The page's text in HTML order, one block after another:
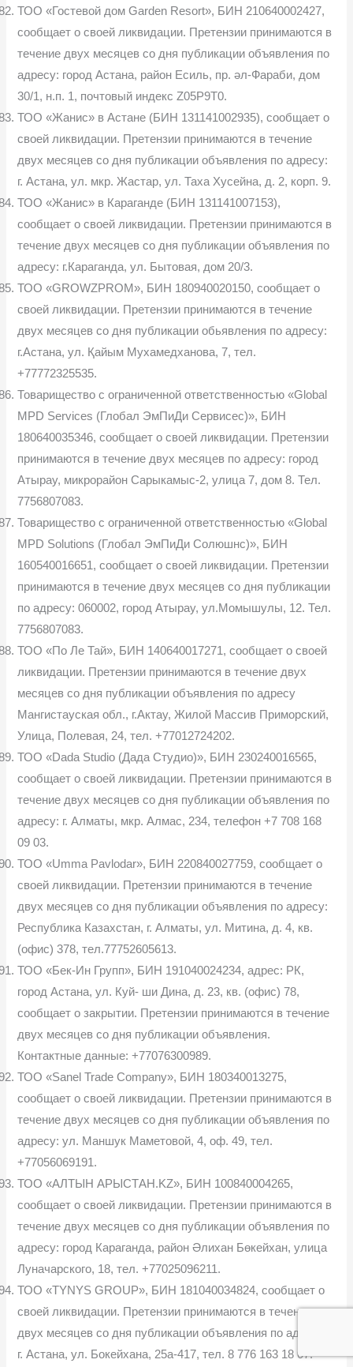
ТОО «Гостевой дом Garden Resort», БИН 210640002427,
сообщает о своей ликвидации. Претензии принимаются в
течение двух месяцев со дня публикации объявления по
адресу: город Астана, район Есиль, пр. әл-Фараби, дом
30/1, н.п. 1, почтовый индекс Z05P9T0.
ТОО «Жанис» в Астане (БИН 131141002935), сообщает о
своей ликвидации. Претензии принимаются в течение
двух месяцев со дня публикации объявления по адресу:
г. Астана, ул. мкр. Жастар, ул. Таха Хусейна, д. 2, корп. 9.
ТОО «Жанис» в Караганде (БИН 131141007153),
сообщает о своей ликвидации. Претензии принимаются в
течение двух месяцев со дня публикации объявления по
адресу: г.Караганда, ул. Бытовая, дом 20/3.
ТОО «GROWZPROM», БИН 180940020150, сообщает о
своей ликвидации. Претензии принимаются в течение
двух месяцев со дня публикации обьявления по адресу:
г.Астана, ул. Қайым Мухамедханова, 7, тел.
+77772325535.
Товарищество с ограниченной ответственностью «Global
MPD Services (Глобал ЭмПиДи Сервисес)», БИН
180640035346, сообщает о своей ликвидации. Претензии
принимаются в течение двух месяцев по адресу: город
Атырау, микрорайон Сарыкамыс-2, улица 7, дом 8. Тел.
7756807083.
Товарищество с ограниченной ответственностью «Global
MPD Solutions (Глобал ЭмПиДи Солюшнс)», БИН
160540016651, сообщает о своей ликвидации. Претензии
принимаются в течение двух месяцев со дня публикации
по адресу: 060002, город Атырау, ул.Момышулы, 12. Тел.
7756807083.
ТОО «По Ле Тай», БИН 140640017271, сообщает о своей
ликвидации. Претензии принимаются в течение двух
месяцев со дня публикации объявления по адресу
Мангистауская обл., г.Актау, Жилой Массив Приморский,
Улица, Полевая, 24, тел. +77012724202.
ТОО «Dada Studio (Дада Студио)», БИН 230240016565,
сообщает о своей ликвидации. Претензии принимаются в
течение двух месяцев со дня публикации объявления по
адресу: г. Алматы, мкр. Алмас, 234, телефон +7 708 168
09 03.
ТОО «Umma Pavlodar», БИН 220840027759, сообщает о
своей ликвидации. Претензии принимаются в течение
двух месяцев со дня публикации объявления по адресу:
Республика Казахстан, г. Алматы, ул. Митина, д. 4, кв.
(офис) 378, тел.77752605613.
ТОО «Бек-Ин Групп», БИН 191040024234, адрес: РК,
город Астана, ул. Куй- ши Дина, д. 23, кв. (офис) 78,
сообщает о закрытии. Претензии принимаются в течение
двух месяцев со дня публикации объявления.
Контактные данные: +77076300989.
ТОО «Sanel Trade Company», БИН 180340013275,
сообщает о своей ликвидации. Претензии принимаются в
течение двух месяцев со дня публикации объявления по
адресу: ул. Маншук Маметовой, 4, оф. 49, тел.
+77056069191.
ТОО «АЛТЫН АРЫСТАН.KZ», БИН 100840004265,
сообщает о своей ликвидации. Претензии принимаются в
течение двух месяцев со дня публикации объявления по
адресу: город Караганда, район Әлихан Бөкейхан, улица
Луначарского, 18, тел. +77025096211.
ТОО «TYNYS GROUP», БИН 181040034824, сообщает о
своей ликвидации. Претензии принимаются в течение
двух месяцев со дня публикации объявления по адресу:
г. Астана, ул. Бокейхана, 25а-417, тел. 8 776 163 18 07.